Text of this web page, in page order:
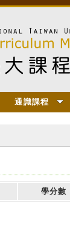
通識課程
學分數